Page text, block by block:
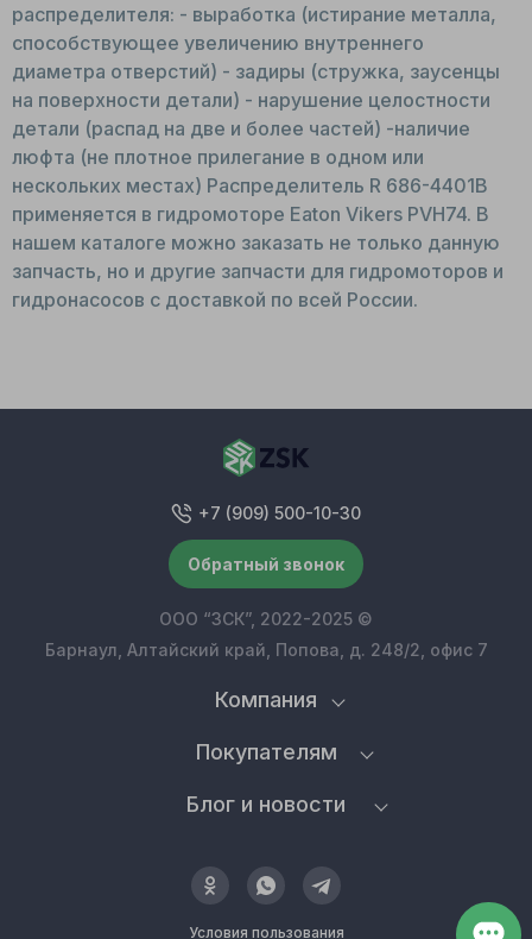
распределителя: - выработка (истирание металла,
способствующее увеличению внутреннего
диаметра отверстий) - задиры (стружка, заусенцы
на поверхности детали) - нарушение целостности
детали (распад на две и более частей) -наличие
люфта (не плотное прилегание в одном или
нескольких местах) Распределитель R 686-4401B
применяется в гидромоторе Eaton Vikers PVH74. В
нашем каталоге можно заказать не только данную
запчасть, но и другие запчасти для гидромоторов и
гидронасосов с доставкой по всей России.
Условия пользования
Компания
Покупателям
Блог и новости
+7 (909) 500-10-30
Обратный звонок
ООО “ЗСК”, 2022-2025 ©
Барнаул, Алтайский край, Попова, д. 248/2, офис 7